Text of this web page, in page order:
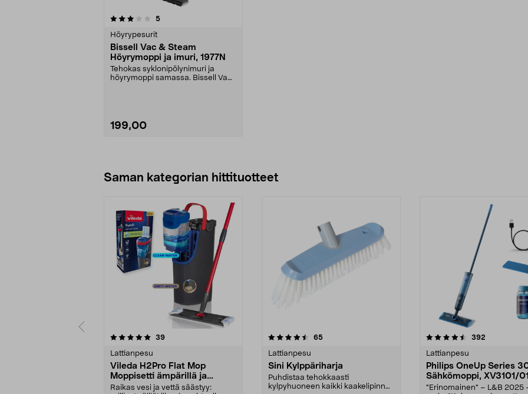
5arvostelut
Höyrypesurit
Bissell Vac & Steam
Höyrymoppi ja imuri, 1977N
Tehokas syklonipölynimuri ja
höyrymoppi samassa. Bissell Vac
199,00
Saman kategorian hittituotteet
39arvostelut
Lattianpesu
Vileda H2Pro Flat Mop
Moppisetti ämpärillä ja
mopilla
Raikas vesi ja vettä säästyy:
4.5 viidestä
65arvostelut
Lattianpesu
Sini Kylppäriharja
Puhdistaa tehokkaasti
kylpyhuoneen kaikki kaakelipinnat.
4.5 viidestä
392
Lattianpesu
Philips OneUp Series
Sähkömoppi, XV3101/01
"Erinomainen" – L&B 2025
4.5 viidestä